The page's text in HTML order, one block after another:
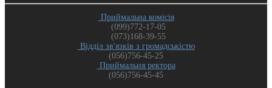
Приймальна комісія
(099)772-17-05
(073)168-39-55
Відділ зв'язків з громадськістю
(056)756-45-25
Приймальня ректора
(056)756-45-45